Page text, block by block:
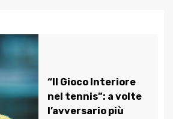
“Il Gioco Interiore
nel tennis”: a volte
l’avversario più